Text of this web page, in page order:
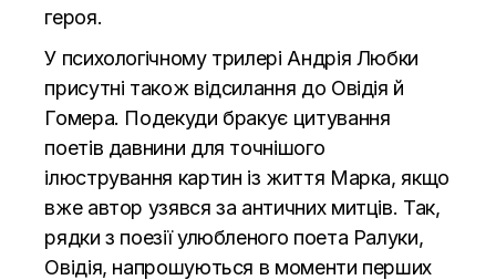
героя.
У психологічному трилері Андрія Любки
присутні також відсилання до Овідія й
Гомера. Подекуди бракує цитування
поетів давнини для точнішого
ілюстрування картин із життя Марка, якщо
вже автор узявся за античних митців. Так,
рядки з поезії улюбленого поета Ралуки,
Овідія, напрошуються в моменти перших